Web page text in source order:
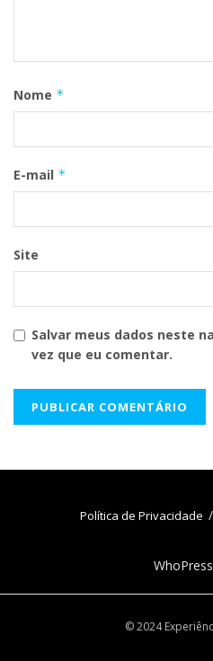
Nome *
E-mail *
Site
Salvar meus dados neste
vez que eu comentar.
Política de Privacidade
© 2024